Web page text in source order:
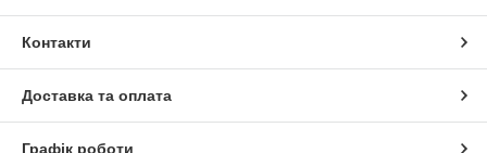
Контакти
Доставка та оплата
Графік роботи